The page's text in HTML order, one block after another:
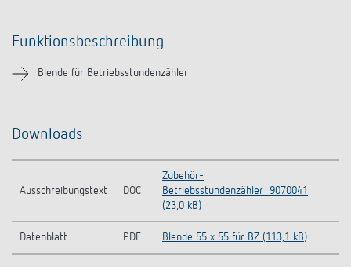
Funktionsbeschreibung
Blende für Betriebsstundenzähler
Downloads
Ausschreibungstext DOC
Zubehör-
Betriebsstundenzähler_9070041
(23,0 kB)
Datenblatt PDF Blende 55 x 55 für BZ (113,1 kB)